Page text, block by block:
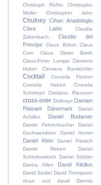
Christoph Rüffer
Christophe
Muller
Christopher Jahn
Chutney Cihan Anadologlu
Clare Lattin
Claudia
Zaltenbach
Claudio del
Principe
Claus Böbel
Claus
Curn
Claus Dieter Barth
Claus-Peter Lumpp
Clemens
Huber
Clemens Rambichler
Cocktail
Cornelia Fischer
Cornelia Haberl
Cornelia
Schinharl
Cristiano Rienzner
cross-over Dallmayr Damien
Plaisant
Dänemark
Daniel
Achilles
Daniel Bodamer
Daniel Fehrenbacher
Daniel
Gschwandtner
Daniel Humm
Daniel Klein
Daniel Pietsch
Daniel Rebert
Daniel
Schimkowitsch
Daniel Stübler
Darina Allen
David Kikillus
David Seidel David Thompson
dean und david
Dennis